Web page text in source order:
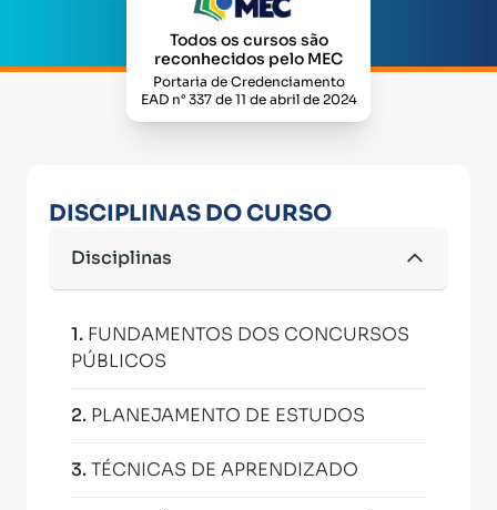
Todos os cursos são
reconhecidos pelo MEC
Portaria de Credenciamento
EAD n° 337 de 11 de abril de 2024
DISCIPLINAS DO CURSO
Disciplinas
1. FUNDAMENTOS DOS CONCURSOS
PÚBLICOS
2. PLANEJAMENTO DE ESTUDOS
3.TÉCNICAS DE APRENDIZADO